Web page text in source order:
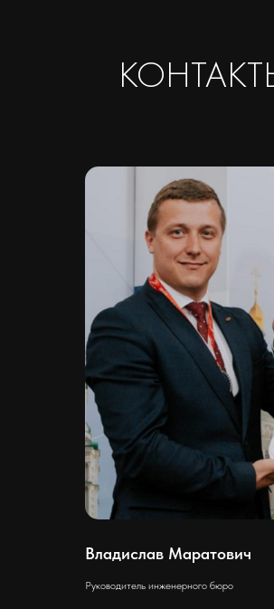
Владислав Маратович
Руководитель инженерного бюро
Банк ООО "Банк Точка"